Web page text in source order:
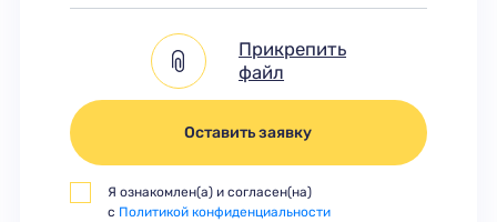
Прикрепить
файл
Оставить заявку
Я ознакомлен(а) и согласен(на)
с Политикой конфиденциальности